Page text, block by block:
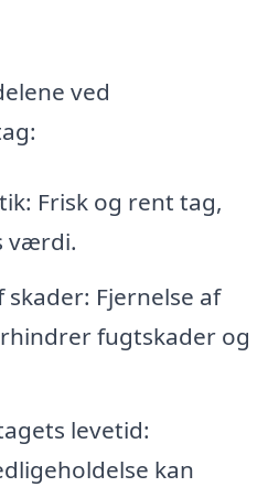
ved
Frisk og rent tag,
værdi.
skader: Fjernelse af
fugtskader og
levetid:
kan